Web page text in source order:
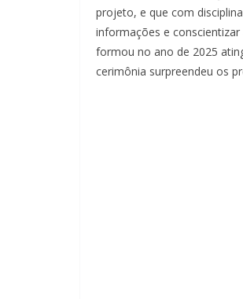
projeto, e que com
informações e
formou no ano de 2025
cerimônia surpreendeu os